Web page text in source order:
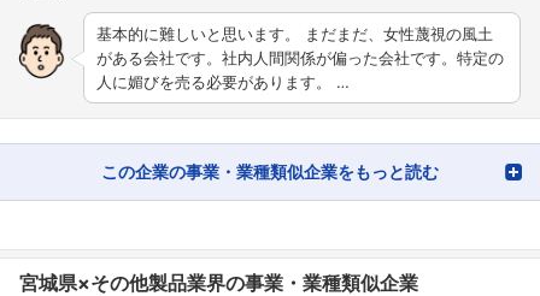
基本的に難しいと思います。 まだまだ、女性蔑視の風土
がある会社です。社内人間関係が偏った会社です。特定の
人に媚びを売る必要があります。 …
この企業の事業・業種類似企業をもっと読む
宮城県×その他製品業界の事業・業種類似企業